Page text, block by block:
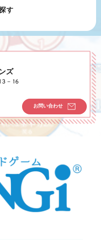
す
ズ
－16
お問い合わせ